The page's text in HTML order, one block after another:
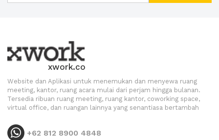
xwork.co
Website dan Aplikasi untuk menemukan dan menyewa ruang
meeting, kantor, ruang acara mulai dari perjam hingga bulanan.
Tersedia ribuan ruang meeting, ruang kantor, coworking space,
virtual office, dan ruangan lainnya yang senantiasa bertambah
+62 812 8900 4848